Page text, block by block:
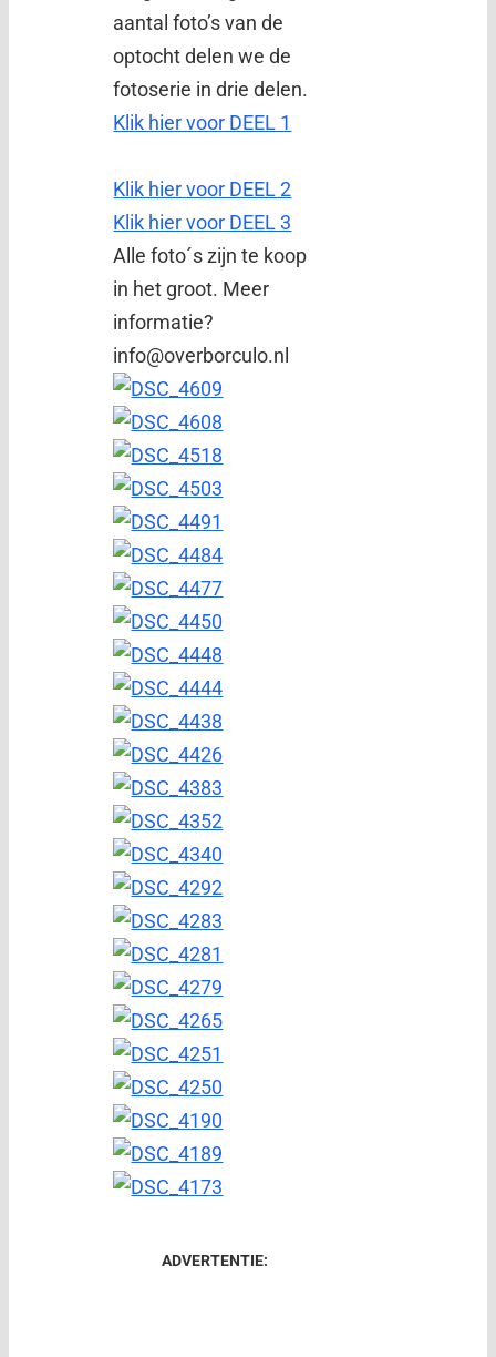
aantal foto’s van de
optocht delen we de
fotoserie in drie delen.
Klik hier voor DEEL 1
Klik hier voor DEEL 2
Klik hier voor DEEL 3
Alle foto´s zijn te koop
in het groot. Meer
informatie?
info@overborculo.nl
ADVERTENTIE: